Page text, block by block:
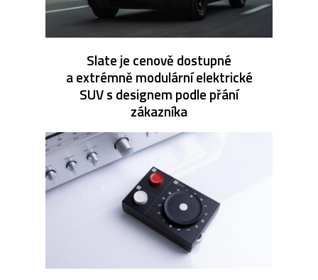
Slate je cenově dostupné
a extrémně modulární elektrické
SUV s designem podle přání
zákazníka